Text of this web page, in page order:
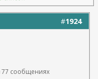
#1924
77 сообщениях